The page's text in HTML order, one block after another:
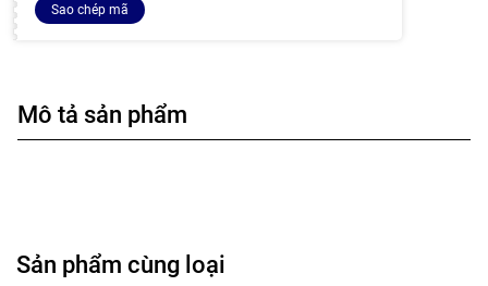
Sao chép mã
Mô tả sản phẩm
Sản phẩm cùng loại